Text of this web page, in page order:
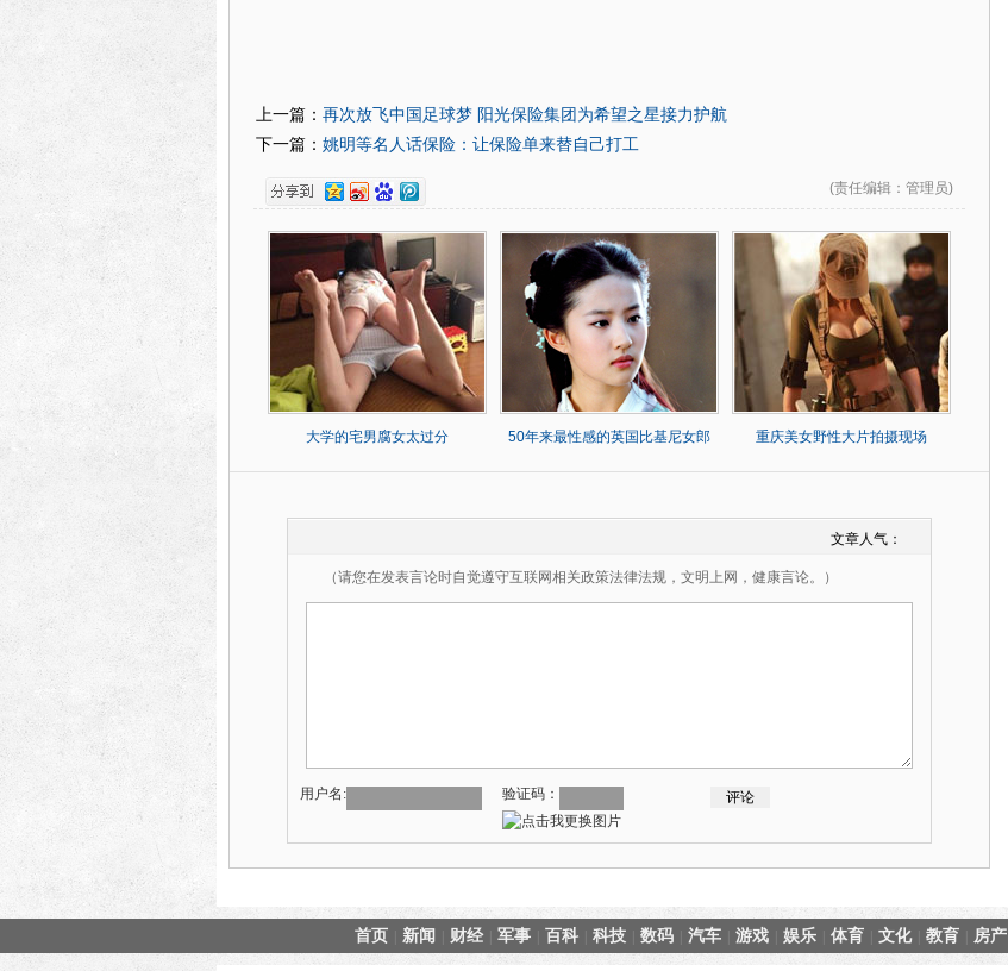
上一篇： 再次放飞中国足球梦 阳光保险集团为希望之星接力护航
下一篇： 姚明等名人话保险：让保险单来替自己打工
(责任编辑 ：管理员)
大学的宅男腐女太过分 50年来最性感的英国比基尼女郎 重庆美女野性大片拍摄现场
文章人气：
（请您在发表言论时自觉遵守互联网相关政策法律法规，文明上网，健康言论。）
用户名: 验证码：
首页 新闻 财经 军事 百科 科技 数码 汽车 游戏 娱乐 体育 文化 教育 房产